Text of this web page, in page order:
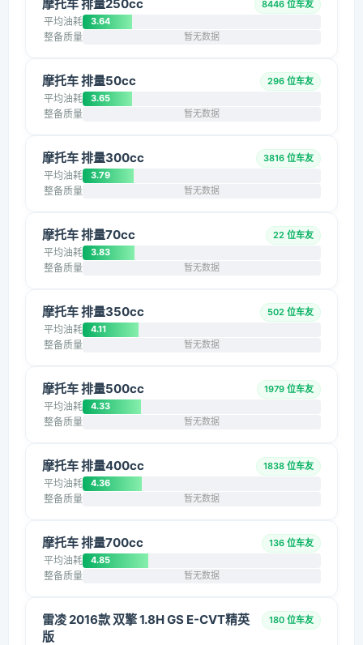
摩托车 排量250cc 8446 位车友
平均油耗 3.64
整备质量 暂无数据
摩托车 排量50cc 296 位车友
平均油耗 3.65
整备质量 暂无数据
摩托车 排量300cc 3816 位车友
平均油耗 3.79
整备质量 暂无数据
摩托车 排量70cc 22 位车友
平均油耗 3.83
整备质量 暂无数据
摩托车 排量350cc 502 位车友
平均油耗 4.11
整备质量 暂无数据
摩托车 排量500cc 1979 位车友
平均油耗 4.33
整备质量 暂无数据
摩托车 排量400cc 1838 位车友
平均油耗 4.36
整备质量 暂无数据
摩托车 排量700cc 136 位车友
平均油耗 4.85
整备质量 暂无数据
雷凌 2016款 双擎 1.8H GS E-CVT精英
版
180 位车友